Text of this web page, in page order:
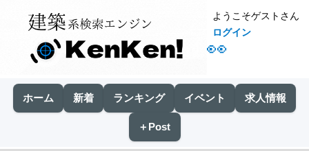
👀
ようこそゲストさん
ログイン
ホーム 新着 ランキング イベント 求人情報
＋Post